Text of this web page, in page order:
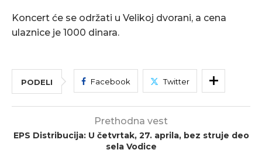
Koncert će se održati u Velikoj dvorani, a cena
ulaznice je 1000 dinara.
PODELI Facebook Twitter
Prethodna vest
EPS Distribucija: U četvrtak, 27. aprila, bez struje deo
sela Vodice